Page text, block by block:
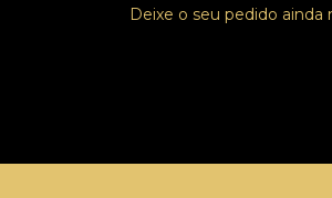
Deixe o seu pedido ainda